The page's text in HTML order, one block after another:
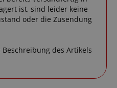
ist, sind leider keine
oder die Zusendung
des Artikels